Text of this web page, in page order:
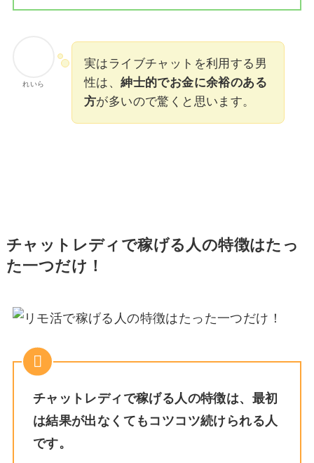
れいら
実はライブチャットを利用する男
性は、紳士的でお金に余裕のある
方が多いので驚くと思います。
チャットレディで稼げる人の特徴はたっ
た一つだけ！
チャットレディで稼げる人の特徴は、最初
は結果が出なくてもコツコツ続けられる人
です。